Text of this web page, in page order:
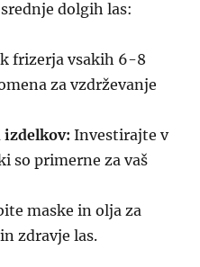
dolgih las:
frizerja vsakih 6-8
za vzdrževanje
izdelkov: Investirajte v
so primerne za vaš
maske in olja za
zdravje las.